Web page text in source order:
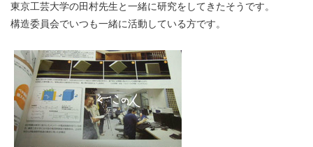
東京工芸大学の田村先生と一緒に研究をしてきたそうです。
構造委員会でいつも一緒に活動している方です。